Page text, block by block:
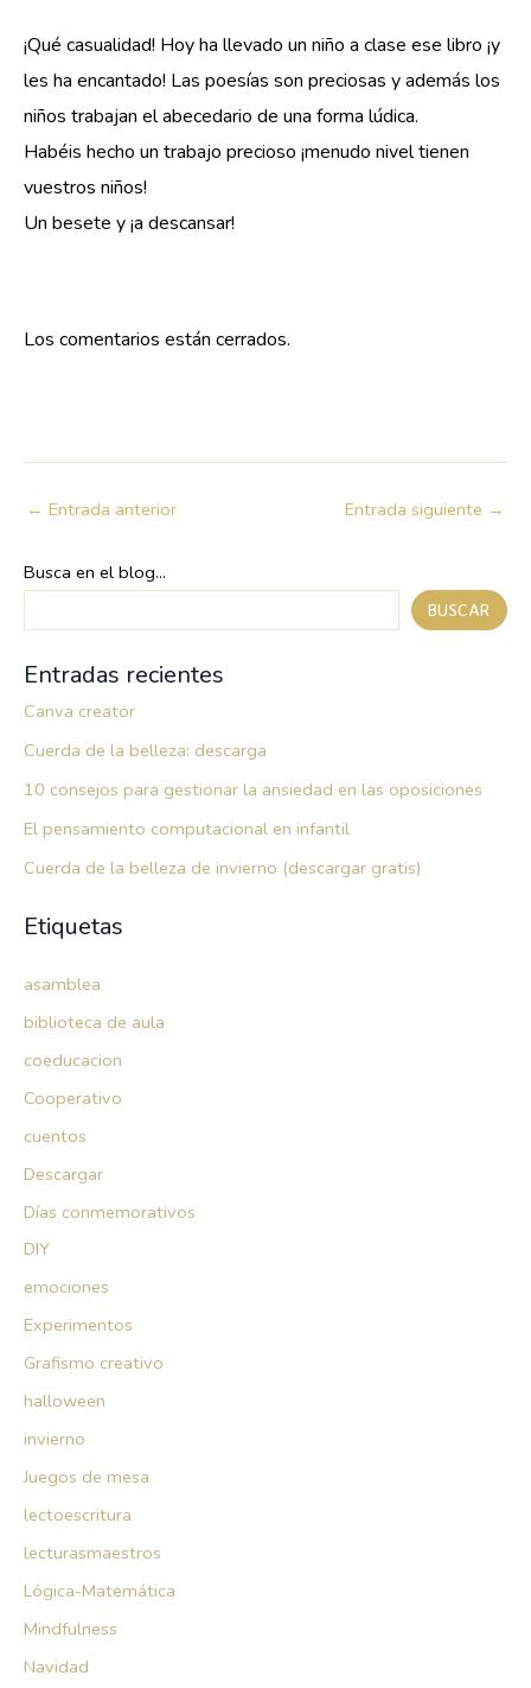
¡Qué casualidad! Hoy ha llevado un niño a clase ese libro ¡y
les ha encantado! Las poesías son preciosas y además los
niños trabajan el abecedario de una forma lúdica.
Habéis hecho un trabajo precioso ¡menudo nivel tienen
vuestros niños!
Un besete y ¡a descansar!
Los comentarios están cerrados.
← Entrada anterior Entrada siguiente →
Busca en el blog...
BUSCAR
Entradas recientes
Canva creator
Cuerda de la belleza: descarga
10 consejos para gestionar la ansiedad en las oposiciones
El pensamiento computacional en infantil
Cuerda de la belleza de invierno (descargar gratis)
Etiquetas
asamblea
biblioteca de aula
coeducacion
Cooperativo
cuentos
Descargar
Días conmemorativos
DIY
emociones
Experimentos
Grafismo creativo
halloween
invierno
Juegos de mesa
lectoescritura
lecturasmaestros
Lógica-Matemática
Mindfulness
Navidad